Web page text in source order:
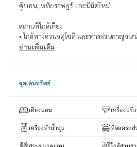
คู้บอน, หทัยราษฎร์ และนิมิตใหม่
สถานที่ใกล้เคียง
• ใกล้ทางด่วนจตุโชติ และทางด่วนกาญจนา
• ใกล้ Fashion Island, Big C Market,
รียนโสมาภา 4
เงื่อนไขการเช่า
• ล่วงหน้า 1 เดือน
อ่านเพิ่มเติม
จุดเด่นทรัพย์
เตียงนอน เครื่องปรั
เครื่องทำน้ำอุ่น ที่จอดรถส่
สวนขนาดย่อม ใกล้สวนส